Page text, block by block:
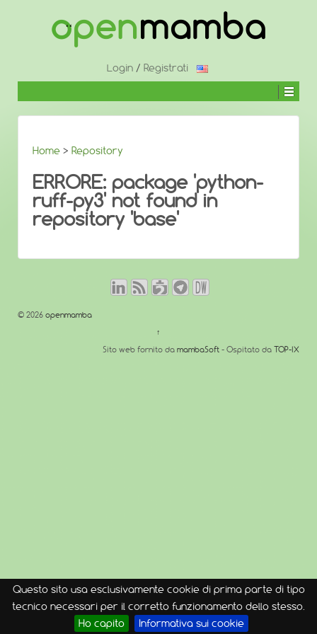
Questo sito usa esclusivamente cookie di prima parte di tipo
tecnico necessari per il corretto funzionamento dello stesso.
Ho capito
Informativa sui cookie
CONTENUTO
Login / Registrati
Home > Repository
ERRORE: package 'python-
ruff-py3' not found in
repository 'base'
© 2026 openmamba
↑
Sito web fornito da mambaSoft - Ospitato da TOP-IX